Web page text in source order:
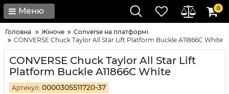
Меню 0
Головна Жіноче
Converse на платформі
CONVERSE Chuck Taylor All Star Lift Platform Buckle A11866C White
CONVERSE Chuck Taylor All Star Lift
Platform Buckle A11866C White
Артикул: 0000305511720-37